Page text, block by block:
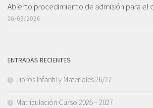
Abierto procedimiento de admisión para el
06/03/2026
ENTRADAS RECIENTES
Libros Infantil y Materiales 26/27
Matriculación Curso 2026 – 2027